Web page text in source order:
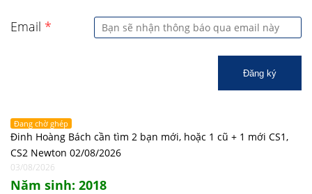
Email *
Đăng ký
Đang chờ ghép
Đinh Hoàng Bách cần tìm 2 bạn mới, hoặc 1 cũ + 1 mới CS1,
CS2 Newton 02/08/2026
03/08/2026
Năm sinh: 2018